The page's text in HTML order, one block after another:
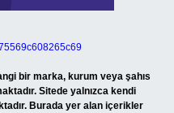
bir marka, kurum veya şahıs
Sitede yalnızca kendi
Burada yer alan içerikler